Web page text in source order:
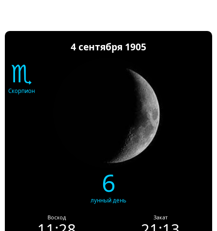
4 сентября 1905
♏
Скорпион
6
лунный день
Восход Закат